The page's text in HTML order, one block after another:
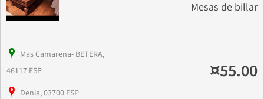
Mesas de billar
Mas Camarena- BETERA,
46117 ESP
Denia, 03700 ESP
¤55.00